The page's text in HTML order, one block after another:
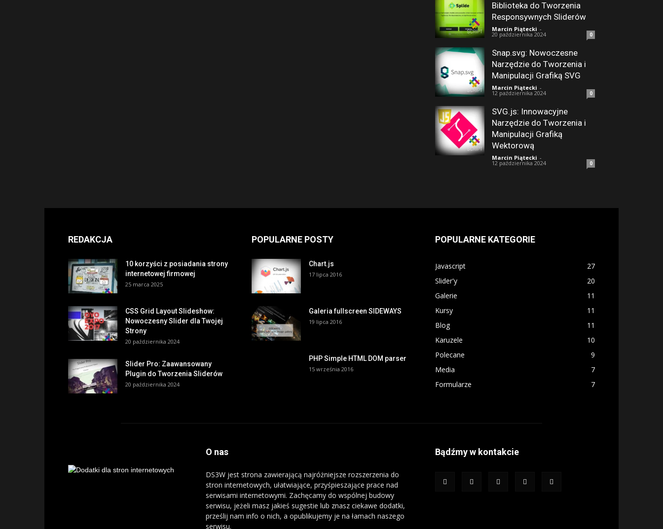
Biblioteka do Tworzenia
Responsywnych Sliderów
Marcin Piątecki -
20 października 2024 0
Snap.svg: Nowoczesne
Narzędzie do Tworzenia i
Manipulacji Grafiką SVG
Marcin Piątecki -
12 października 2024 0
SVG.js: Innowacyjne
Narzędzie do Tworzenia i
Manipulacji Grafiką
Wektorową
Marcin Piątecki -
12 października 2024 0
REDAKCJA
10 korzyści z posiadania strony
internetowej firmowej
25 marca 2025
CSS Grid Layout Slideshow:
Nowoczesny Slider dla Twojej
Strony
20 października 2024
Slider Pro: Zaawansowany
Plugin do Tworzenia Sliderów
20 października 2024
POPULARNE POSTY
Chart.js
17 lipca 2016
Galeria fullscreen SIDEWAYS
19 lipca 2016
PHP Simple HTML DOM parser
15 września 2016
POPULARNE KATEGORIE
Javascript
27
Slider'y
20
Galerie
11
Kursy
11
Blog
11
Karuzele
10
Polecane
9
Media
7
Formularze
7
O nas
DS3W jest strona zawierającą najróżniejsze rozszerzenia do
stron internetowych, ułatwiające, przyśpieszające prace nad
serwisami internetowymi. Zachęcamy do wspólnej budowy
serwisu, jeżeli masz jakieś sugestie lub znasz ciekawe dodatki,
prześlij nam info o nich, a opublikujemy je na łamach naszego
serwisu.
Bądźmy w kontakcie